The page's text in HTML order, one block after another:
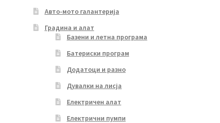
Авто-мото галантерија
Градина и алат
Базени и летна програма
Батериски програм
Додатоци и разно
Дувалки на лисја
Електричен алат
Електрични пумпи